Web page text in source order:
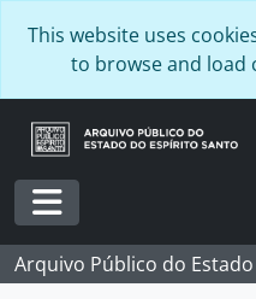
This website uses
to browse and load
Toggle navigation
Arquivo Público do